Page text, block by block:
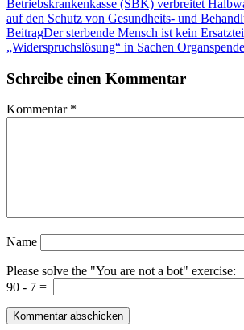
Betriebskrankenkasse (SBK) verbreitet
auf den Schutz von Gesundheits- und
BeitragDer sterbende Mensch ist kein
„Widerspruchslösung“ in Sachen
Schreibe einen Kommentar
Kommentar *
Name
Please solve the "You are not a bot" exercise:
90 - 7 =